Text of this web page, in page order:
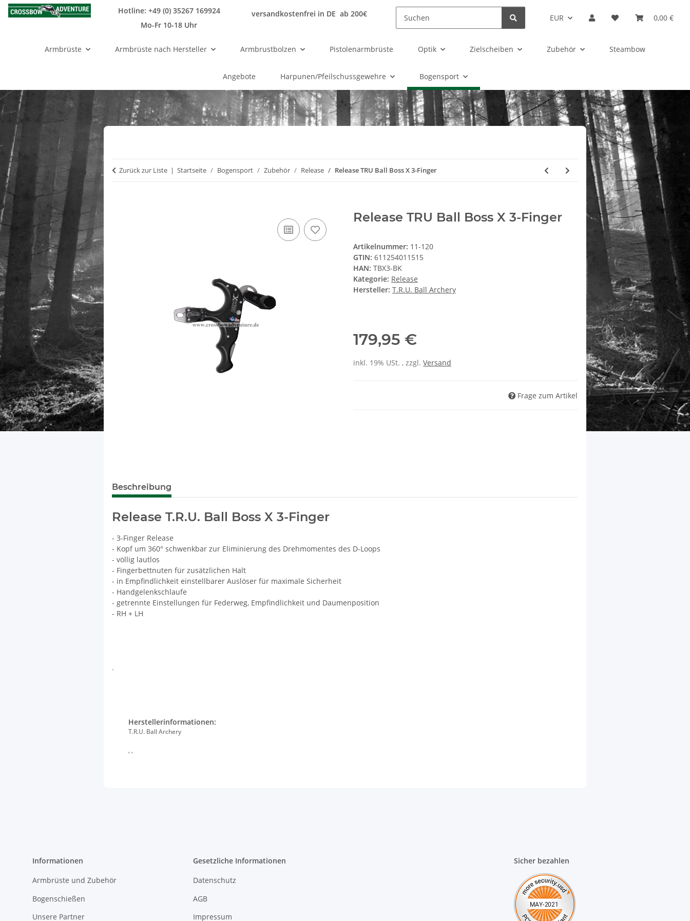
Hotline: +49 (0) 35267 169924
Mo-Fr 10-18 Uhr
versandkostenfrei in DE ab 200€ EUR 0,00 €
Armbrüste Armbrüste nach Hersteller Armbrustbolzen Pistolenarmbrüste Optik Zielscheiben Zubehör Steambow
Angebote Harpunen/Pfeilschussgewehre Bogensport
Zurück zur Liste Startseite Bogensport Zubehör Release Release TRU Ball Boss X 3-Finger
Release TRU Ball Boss X 3-Finger
Artikelnummer: 11-120
GTIN: 611254011515
HAN: TBX3-BK
Kategorie: Release
Hersteller: T.R.U. Ball Archery
179,95 €
inkl. 19% USt. , zzgl. Versand
Frage zum Artikel
Beschreibung
Release T.R.U. Ball Boss X 3-Finger
- 3-Finger Release
- Kopf um 360° schwenkbar zur Eliminierung des Drehmomentes des D-Loops
- völlig lautlos
- Fingerbettnuten für zusätzlichen Halt
- in Empfindlichkeit einstellbarer Auslöser für maximale Sicherheit
- Handgelenkschlaufe
- getrennte Einstellungen für Federweg, Empfindlichkeit und Daumenposition
- RH + LH
.
Herstellerinformationen:
T.R.U. Ball Archery
, ,
Informationen
Armbrüste und Zubehör
Bogenschießen
Unsere Partner
Gesetzliche Informationen
Datenschutz
AGB
Impressum
Sicher bezahlen